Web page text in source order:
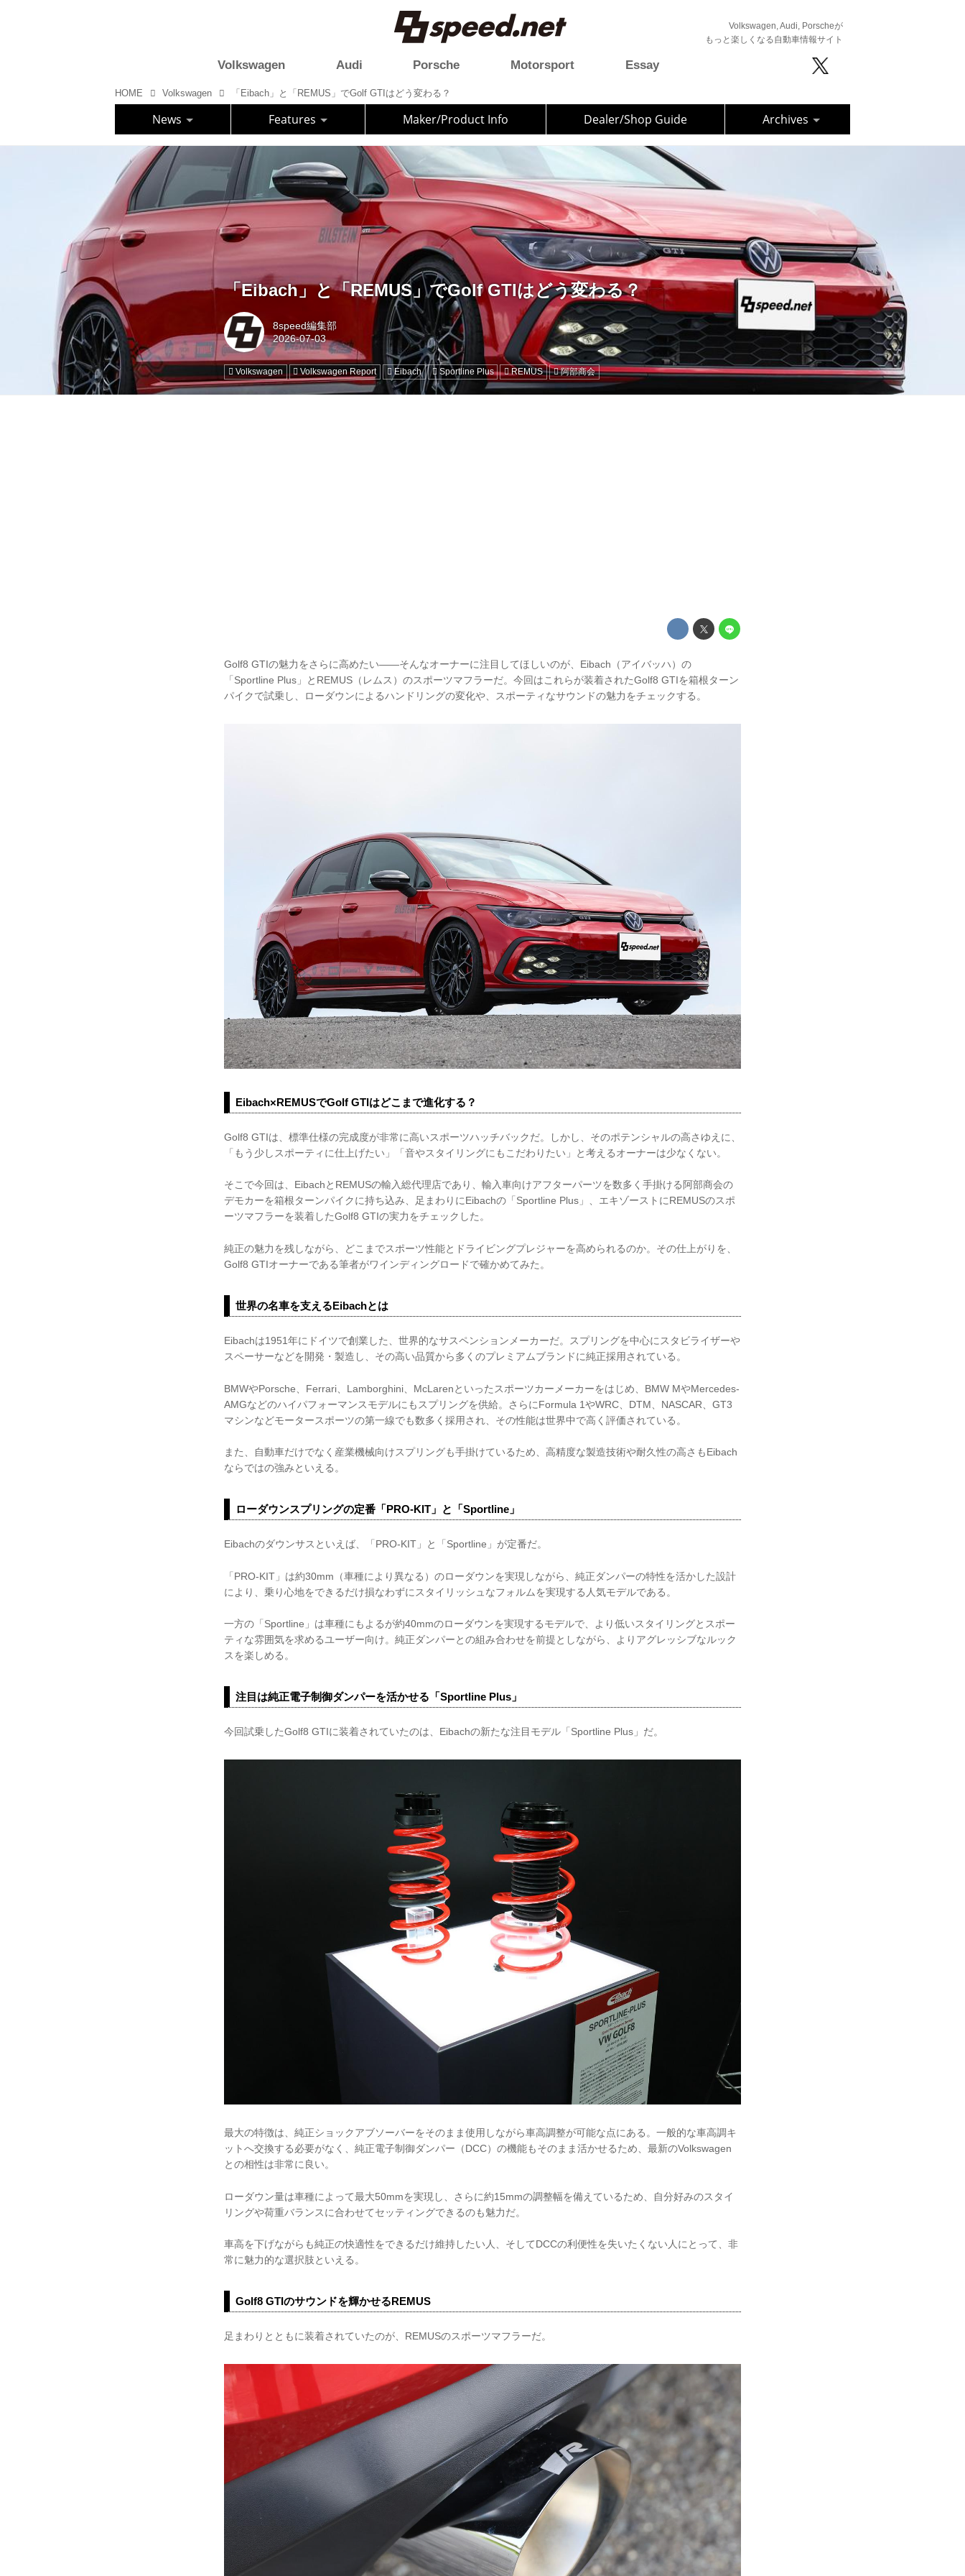
Volkswagen, Audi, Porscheが
もっと楽しくなる自動車情報サイト
Volkswagen Audi Porsche Motorsport Essay
HOME Volkswagen 「Eibach」と「REMUS」でGolf GTIはどう変わる？
News Features Maker/Product Info Dealer/Shop Guide Archives
「Eibach」と「REMUS」でGolf GTIはどう変わる？
8speed編集部
Volkswagen Volkswagen Report Eibach Sportline Plus REMUS 阿部商会
Golf8 GTIの魅力をさらに高めたい——そんなオーナーに注目してほしいのが、Eibach（アイバッハ）の
「Sportline Plus」とREMUS（レムス）のスポーツマフラーだ。今回はこれらが装着されたGolf8 GTIを箱根ターン
パイクで試乗し、ローダウンによるハンドリングの変化や、スポーティなサウンドの魅力をチェックする。
Eibach×REMUSでGolf GTIはどこまで進化する？
Golf8 GTIは、標準仕様の完成度が非常に高いスポーツハッチバックだ。しかし、そのポテンシャルの高さゆえに、
「もう少しスポーティに仕上げたい」「音やスタイリングにもこだわりたい」と考えるオーナーは少なくない。
そこで今回は、EibachとREMUSの輸入総代理店であり、輸入車向けアフターパーツを数多く手掛ける阿部商会の
デモカーを箱根ターンパイクに持ち込み、足まわりにEibachの「Sportline Plus」、エキゾーストにREMUSのスポ
ーツマフラーを装着したGolf8 GTIの実力をチェックした。
純正の魅力を残しながら、どこまでスポーツ性能とドライビングプレジャーを高められるのか。その仕上がりを、
Golf8 GTIオーナーである筆者がワインディングロードで確かめてみた。
世界の名車を支えるEibachとは
Eibachは1951年にドイツで創業した、世界的なサスペンションメーカーだ。スプリングを中心にスタビライザーや
スペーサーなどを開発・製造し、その高い品質から多くのプレミアムブランドに純正採用されている。
BMWやPorsche、Ferrari、Lamborghini、McLarenといったスポーツカーメーカーをはじめ、BMW MやMercedes-
AMGなどのハイパフォーマンスモデルにもスプリングを供給。さらにFormula 1やWRC、DTM、NASCAR、GT3
マシンなどモータースポーツの第一線でも数多く採用され、その性能は世界中で高く評価されている。
また、自動車だけでなく産業機械向けスプリングも手掛けているため、高精度な製造技術や耐久性の高さもEibach
ならではの強みといえる。
ローダウンスプリングの定番「PRO-KIT」と「Sportline」
Eibachのダウンサスといえば、「PRO-KIT」と「Sportline」が定番だ。
「PRO-KIT」は約30mm（車種により異なる）のローダウンを実現しながら、純正ダンパーの特性を活かした設計
により、乗り心地をできるだけ損なわずにスタイリッシュなフォルムを実現する人気モデルである。
一方の「Sportline」は車種にもよるが約40mmのローダウンを実現するモデルで、より低いスタイリングとスポー
ティな雰囲気を求めるユーザー向け。純正ダンパーとの組み合わせを前提としながら、よりアグレッシブなルック
スを楽しめる。
注目は純正電子制御ダンパーを活かせる「Sportline Plus」
今回試乗したGolf8 GTIに装着されていたのは、Eibachの新たな注目モデル「Sportline Plus」だ。
最大の特徴は、純正ショックアブソーバーをそのまま使用しながら車高調整が可能な点にある。一般的な車高調キ
ットへ交換する必要がなく、純正電子制御ダンパー（DCC）の機能もそのまま活かせるため、最新のVolkswagen
との相性は非常に良い。
ローダウン量は車種によって最大50mmを実現し、さらに約15mmの調整幅を備えているため、自分好みのスタイ
リングや荷重バランスに合わせてセッティングできるのも魅力だ。
車高を下げながらも純正の快適性をできるだけ維持したい人、そしてDCCの利便性を失いたくない人にとって、非
常に魅力的な選択肢といえる。
Golf8 GTIのサウンドを輝かせるREMUS
足まわりとともに装着されていたのが、REMUSのスポーツマフラーだ。